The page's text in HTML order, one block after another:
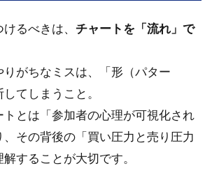
るべきは、 チャートを「流れ」で
がちなミスは、「形（パター
てしまうこと。
とは「参加者の心理が可視化され
その背後の「買い圧力と売り圧力
することが大切です。